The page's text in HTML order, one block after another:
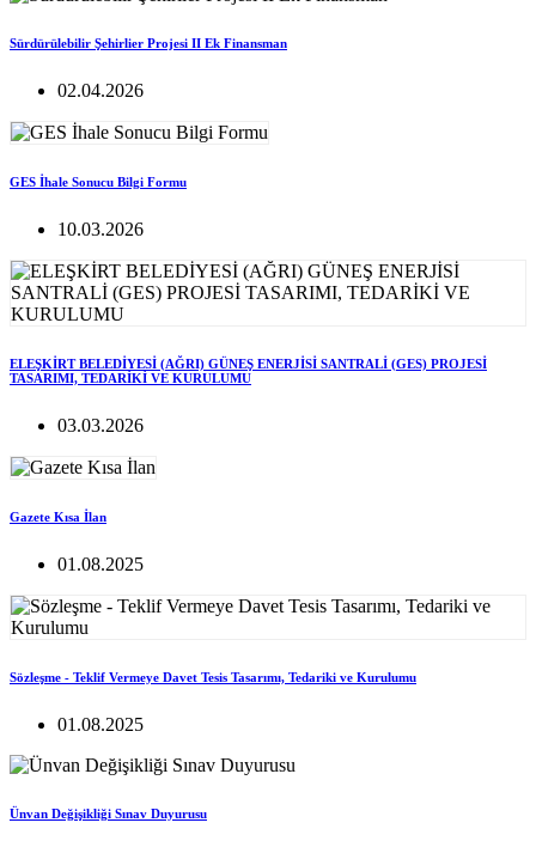
Sürdürülebilir Şehirlier Projesi II Ek Finansman
02.04.2026
GES İhale Sonucu Bilgi Formu
10.03.2026
ELEŞKİRT BELEDİYESİ (AĞRI) GÜNEŞ ENERJİSİ SANTRALİ (GES) PROJESİ
TASARIMI, TEDARİKİ VE KURULUMU
03.03.2026
Gazete Kısa İlan
01.08.2025
Sözleşme - Teklif Vermeye Davet Tesis Tasarımı, Tedariki ve Kurulumu
01.08.2025
Ünvan Değişikliği Sınav Duyurusu